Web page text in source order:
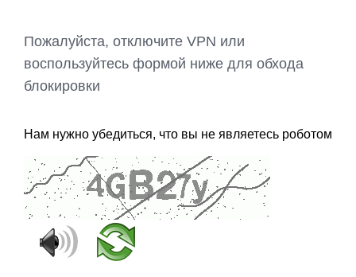
Пожалуйста, отключите VPN или
воспользуйтесь формой ниже для обхода
блокировки
Нам нужно убедиться, что вы не являетесь роботом